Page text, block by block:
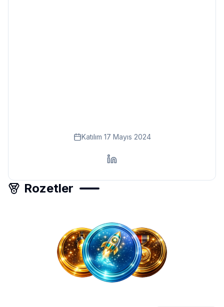
Katılım 17 Mayıs 2024
Rozetler